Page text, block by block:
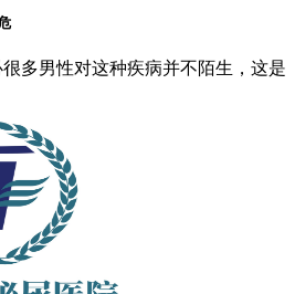
性对这种疾病并不陌生，这是